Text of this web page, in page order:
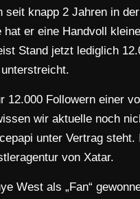
seit knapp 2 Jahren in
er eine Handvoll
Stand jetzt lediglich
12.000 Followern einer
wir aktuelle noch
unter Vertrag
von Xatar.
West als „Fan“